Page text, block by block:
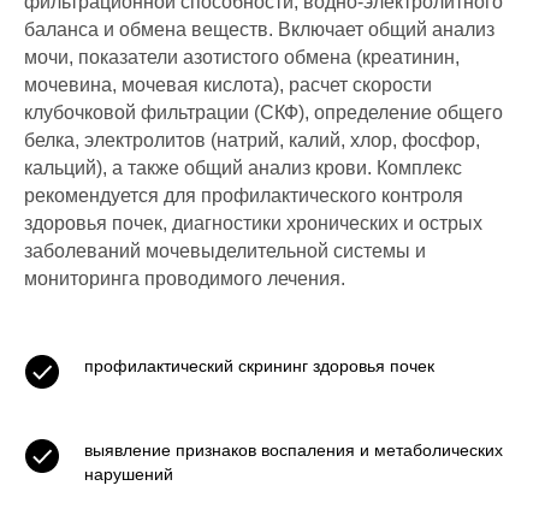
баланса и обмена веществ. Включает общий анализ
мочи, показатели азотистого обмена (креатинин,
мочевина, мочевая кислота), расчет скорости
клубочковой фильтрации (СКФ), определение общего
белка, электролитов (натрий, калий, хлор, фосфор,
кальций), а также общий анализ крови. Комплекс
рекомендуется для профилактического контроля
здоровья почек, диагностики хронических и острых
заболеваний мочевыделительной системы и
мониторинга проводимого лечения.
профилактический скрининг здоровья почек
выявление признаков воспаления и метаболических
нарушений